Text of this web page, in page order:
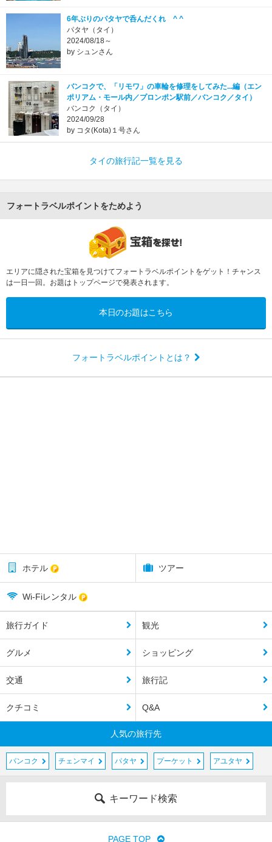
6年ぶりのパタヤで呑んだくれ ^ ^
パタヤ（タイ）
2024/08/18～
by シュンさん
バンコクで、「リモワ」の車輪を修理をしてみた...編（エン
ポリアム・モール内／プロンポン駅前／バンコク／タイ）
バンコク（タイ）
2024/09/28
by コタ(Kota)１号さん
タイの旅行記一覧を見る
フォートラベルポイントをためよう
エリアに隠された宝箱を見つけてフォートラベルポイントをゲット！チャンス
は一日一回。お題はトップページで発表されます。
本日のお題はこちら
フォートラベルポイントとは？
ホテル ツアー
Wi-Fiレンタル
旅行ガイド 観光
グルメ ショッピング
交通 旅行記
クチコミ Q&A
人気の旅行先
バンコク チェンマイ パタヤ プーケット アユタヤ
キーワード検索
PAGE TOP